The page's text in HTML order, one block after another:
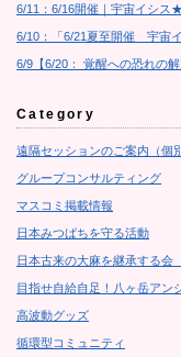
6/11：6/16開催｜宇宙イシス
6/10：「6/21夏至開催 宇宙
6/9【6/20： 覚醒への恐れの
Category
遠隔セッションのご案内（個
グループコンサルティング
マスコミ掲載情報
日本みつばちを守る活動
日本古来の大麻を継承する会
目指せ自給自足！八ヶ岳アン
高波動グッズ
循環型コミュニティ